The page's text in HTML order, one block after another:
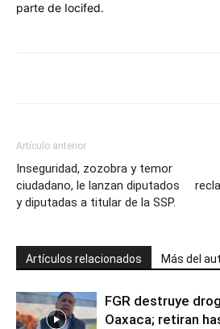
parte de Iocifed.
Artículo anterior
Inseguridad, zozobra y temor
ciudadano, le lanzan diputados
y diputadas a titular de la SSP.
Artículos relacionados Más del
FGR destruye
Oaxaca; retiran